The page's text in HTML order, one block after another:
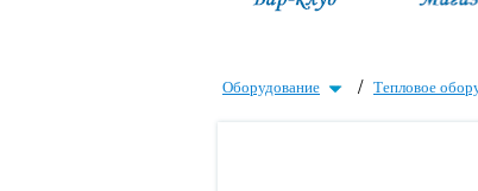
Оборудование / Тепловое